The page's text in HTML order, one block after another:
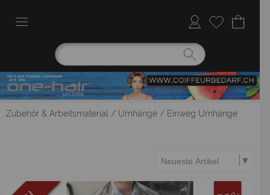
Zubehör & Arbeitsmaterial / Umhänge / Einweg Umhänge